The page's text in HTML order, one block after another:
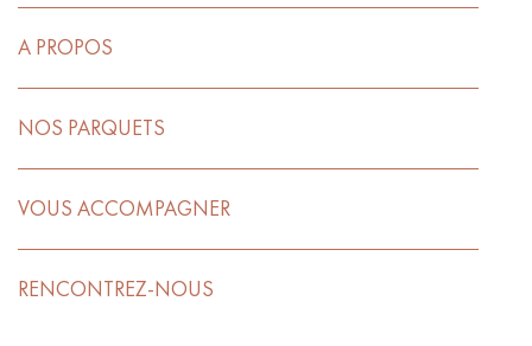
A PROPOS
NOS PARQUETS
VOUS ACCOMPAGNER
RENCONTREZ-NOUS